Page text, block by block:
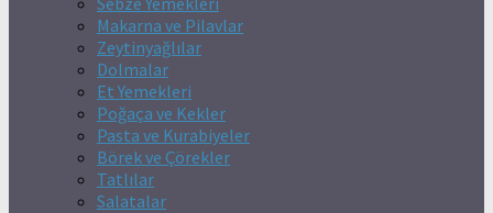
Makarna ve Pilavlar
Zeytinyağlılar
Dolmalar
Et Yemekleri
Poğaça ve Kekler
Pasta ve Kurabiyeler
Börek ve Çörekler
Tatlılar
Salatalar